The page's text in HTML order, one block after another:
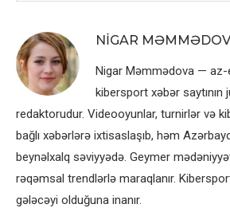
NIGAR
Nigar Məmmədova —
kibersport xəbər saytının
redaktorudur. Videooyunlar, turnirlər və
bağlı xəbərlərə ixtisaslaşıb, həm
beynəlxalq səviyyədə. Geymer
rəqəmsal trendlərlə maraqlanır.
gələcəyi olduğuna inanır.